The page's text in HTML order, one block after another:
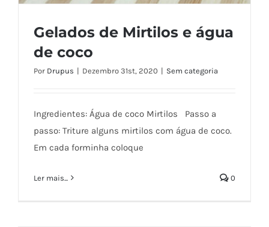
Gelados de Mirtilos e água de coco
Gelados de Mirtilos e água
de coco
Por Drupus | Dezembro 31st, 2020 | Sem categoria
Ingredientes: Água de coco Mirtilos Passo a
passo: Triture alguns mirtilos com água de coco.
Em cada forminha coloque
Ler mais... 0